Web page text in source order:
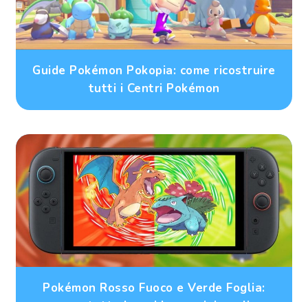
Guide Pokémon Pokopia: come ricostruire
tutti i Centri Pokémon
Pokémon Rosso Fuoco e Verde Foglia: